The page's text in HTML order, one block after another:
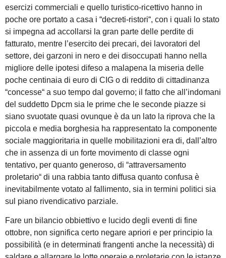
esercizi commerciali e quello turistico-ricettivo hanno in
poche ore portato a casa i “decreti-ristori“, con i quali lo stato
si impegna ad accollarsi la gran parte delle perdite di
fatturato, mentre l’esercito dei precari, dei lavoratori del
settore, dei garzoni in nero e dei disoccupati hanno nella
migliore delle ipotesi difeso a malapena la miseria delle
poche centinaia di euro di CIG o di reddito di cittadinanza
“concesse“ a suo tempo dal governo; il fatto che all’indomani
del suddetto Dpcm sia le prime che le seconde piazze si
siano svuotate quasi ovunque è da un lato la riprova che la
piccola e media borghesia ha rappresentato la componente
sociale maggioritaria in quelle mobilitazioni era di, dall’altro
che in assenza di un forte movimento di classe ogni
tentativo, per quanto generoso, di “attraversamento
proletario“ di una rabbia tanto diffusa quanto confusa è
inevitabilmente votato al fallimento, sia in termini politici sia
sul piano rivendicativo parziale.
Fare un bilancio obbiettivo e lucido degli eventi di fine
ottobre, non significa certo negare apriori e per principio la
possibilità (e in determinati frangenti anche la necessità) di